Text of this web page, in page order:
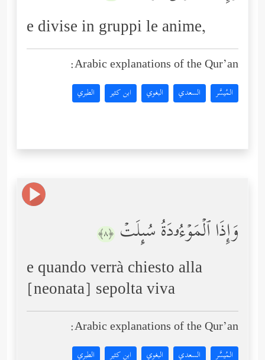
e divise in gruppi le anime,
Arabic explanations of the Qur’an:
المُيسَّر السعدي البغوي ابن كثير الطبري
وَإِذَا ٱلۡمَوۡءُۥدَةُ سُىِٕلَتۡ ﴿٨﴾
e quando verrà chiesto alla
[neonata] sepolta viva
Arabic explanations of the Qur’an:
المُيسَّر السعدي البغوي ابن كثير الطبري